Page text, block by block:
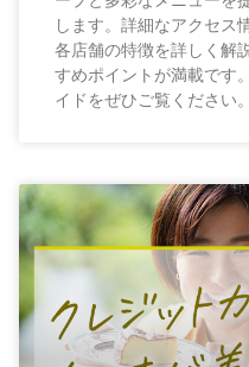
します。詳細なアクセス
各店舗の特徴を詳しく解
すめポイントが満載です
イドをぜひご覧ください。